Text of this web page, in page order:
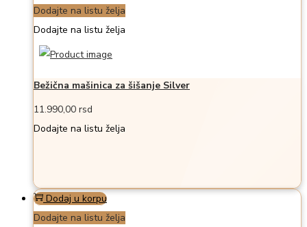
Dodajte na listu želja
Dodajte na listu želja
Bežična mašinica za šišanje Silver
11.990,00 rsd
Dodajte na listu želja
Dodaj u korpu
Dodajte na listu želja